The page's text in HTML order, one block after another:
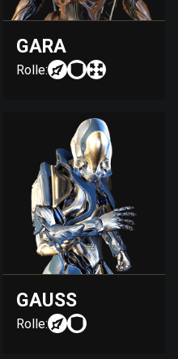
GARA
Rolle:
GAUSS
Rolle: